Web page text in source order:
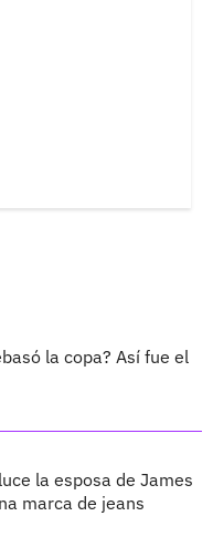
la copa? Así fue el
la esposa de James
marca de jeans